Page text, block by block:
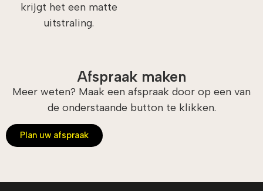
krijgt het een matte
uitstraling.
Afspraak maken
Meer weten? Maak een afspraak door op een van
de onderstaande button te klikken.
Plan uw afspraak